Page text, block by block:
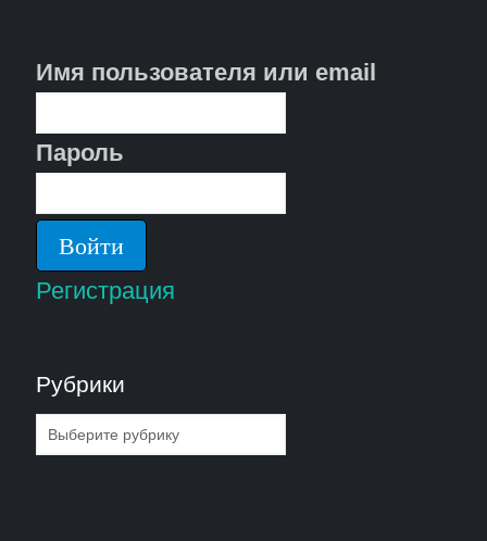
Имя пользователя или email
Пароль
Регистрация
Рубрики
Рубрики